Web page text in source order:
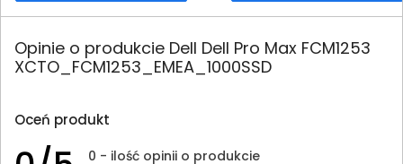
Opinie o produkcie Dell Dell Pro Max FCM1253
XCTO_FCM1253_EMEA_1000SSD
Oceń produkt
0 - ilość opinii o produkcie